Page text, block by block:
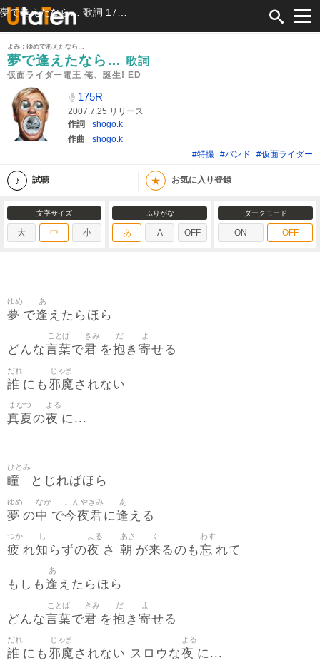
よみ：ゆめであえたなら…
夢で逢えたなら… 歌詞
仮面ライダー電王 俺、誕生! ED
175R
2007.7.25 リリース
作詞
shogo.k
作曲
shogo.k
#特撮 #バンド #仮面ライダー
試聴 ★ お気に入り登録
文字サイズ
大 中 小
ふりがな
あ A OFF
ダークモード
ON OFF
夢
ゆめ
で逢
あ
えたらほら
どんな言葉
ことば
で君
きみ
を抱
だ
き 寄
よ
せる
誰
だれ
にも 邪魔
じゃま
されない
真夏
まなつ
の夜
よる
に...
瞳
ひとみ
とじればほら
夢
ゆめ
の中
なか
で今夜君
こんやきみ
に逢
あ
える
疲
つか
れ知
し
らずの夜
よる
さ 朝
あさ
が来
く
るのも忘
わす
れて
もしも逢
あ
えたらほら
どんな言葉
ことば
で君
きみ
を抱
だ
き 寄
よ
せる
誰
だれ
にも邪魔
じゃま
されない スロウな夜
よる
に...